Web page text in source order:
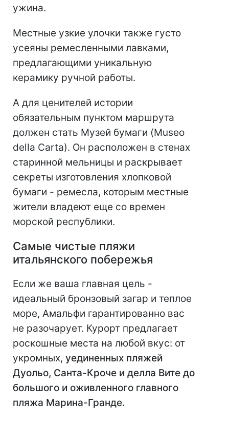
ужина.
Местные узкие улочки также густо
усеяны ремесленными лавками,
предлагающими уникальную
керамику ручной работы.
А для ценителей истории
обязательным пунктом маршрута
должен стать Музей бумаги (Museo
della Carta). Он расположен в стенах
старинной мельницы и раскрывает
секреты изготовления хлопковой
бумаги - ремесла, которым местные
жители владеют еще со времен
морской республики.
Самые чистые пляжи
итальянского побережья
Если же ваша главная цель -
идеальный бронзовый загар и теплое
море, Амальфи гарантированно вас
не разочарует. Курорт предлагает
роскошные места на любой вкус: от
укромных, уединенных пляжей
Дуольо, Санта-Кроче и делла Вите до
большого и оживленного главного
пляжа Марина-Гранде.